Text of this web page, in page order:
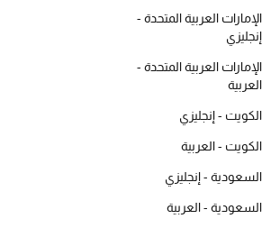
أحذية النسائية
أحذية للأطفال
أبرز المصممين
الإمارات العربية المتحدة -
إنجليزي
الإمارات العربية المتحدة -
العربية
الكويت - إنجليزي
الكويت - العربية
السعودية - إنجليزي
السعودية - العربية